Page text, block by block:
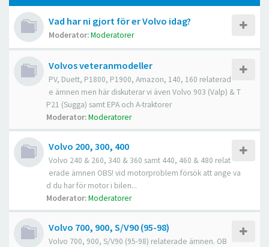
Vad har ni gjort för er Volvo idag?
Moderator:Moderatorer
Volvos veteranmodeller
PV, Duett, P1800, P1900, Amazon, 140, 160 relaterad
e ämnen men här diskuterar vi även Volvo 903 (Valp) & T
P21 (Sugga) samt EPA och A-traktorer
Moderator:Moderatorer
Volvo 200, 300, 400
Volvo 240 & 260, 340 & 360 samt 440, 460 & 480 relat
erade ämnen OBS! vid motorproblem försök att ange va
d du har för motor i bilen...
Moderator:Moderatorer
Volvo 700, 900, S/V90 (95-98)
Volvo 700, 900, S/V90 (95-98) relaterade ämnen. OB